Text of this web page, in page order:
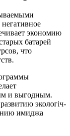
экономию
батарей
что
и выгодным.
экологіч-
имиджа